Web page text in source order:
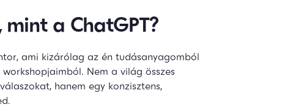
mint a ChatGPT?
ami kizárólag az én tudásanyagomból
Nem a világ összes
hanem egy konzisztens,